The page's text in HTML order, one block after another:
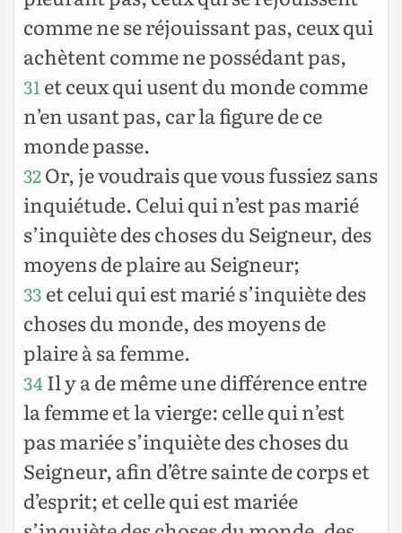
comme ne se réjouissant pas, ceux qui
achètent comme ne possédant pas,
31 et ceux qui usent du monde comme
n’en usant pas, car la figure de ce
monde passe.
32Or, je voudrais que vous fussiez sans
inquiétude. Celui qui n’est pas marié
s’inquiète des choses du Seigneur, des
moyens de plaire au Seigneur;
33 et celui qui est marié s’inquiète des
choses du monde, des moyens de
plaire à sa femme.
34Il y a de même une différence entre
la femme et la vierge: celle qui n’est
pas mariée s’inquiète des choses du
Seigneur, afin d’être sainte de corps et
d’esprit; et celle qui est mariée